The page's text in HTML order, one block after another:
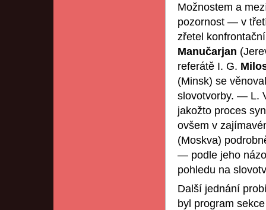
Možnostem a
pozornost — v
zřetel
Manučarjan
referátě I. G.
(Minsk) se
slovotvorby. — L.
jakožto proces
ovšem v
(Moskva)
— podle jeho
pohledu na
Další jednání
byl program